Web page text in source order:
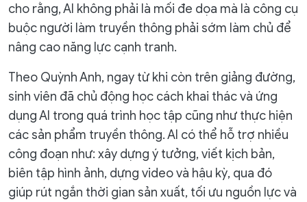
cho rằng, AI không phải là mối đe dọa mà là công cụ
buộc người làm truyền thông phải sớm làm chủ để
nâng cao năng lực cạnh tranh.
Theo Quỳnh Anh, ngay từ khi còn trên giảng đường,
sinh viên đã chủ động học cách khai thác và ứng
dụng AI trong quá trình học tập cũng như thực hiện
các sản phẩm truyền thông. AI có thể hỗ trợ nhiều
công đoạn như: xây dựng ý tưởng, viết kịch bản,
biên tập hình ảnh, dựng video và hậu kỳ, qua đó
giúp rút ngắn thời gian sản xuất, tối ưu nguồn lực và